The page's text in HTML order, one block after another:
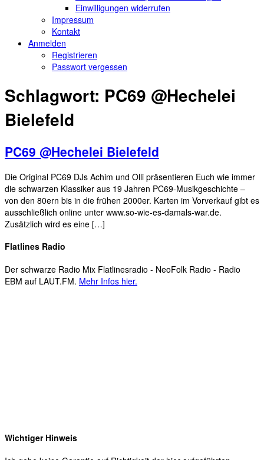
Einwilligungen widerrufen
Impressum
Kontakt
Anmelden
Registrieren
Passwort vergessen
Schlagwort: PC69 @Hechelei
Bielefeld
PC69 @Hechelei Bielefeld
Die Original PC69 DJs Achim und Olli präsentieren Euch wie immer
die schwarzen Klassiker aus 19 Jahren PC69-Musikgeschichte –
von den 80ern bis in die frühen 2000er. Karten im Vorverkauf gibt es
ausschließlich online unter www.so-wie-es-damals-war.de.
Zusätzlich wird es eine […]
Flatlines Radio
Der schwarze Radio Mix Flatlinesradio - NeoFolk Radio - Radio
EBM auf LAUT.FM. Mehr Infos hier.
Wichtiger Hinweis